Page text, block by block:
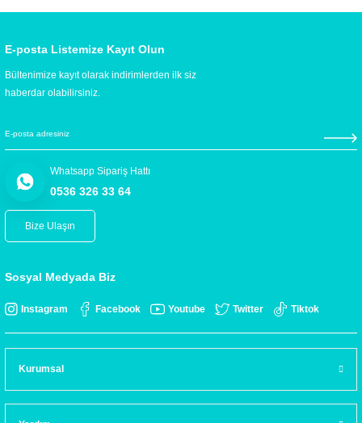
E-posta Listemize Kayıt Olun
Bültenimize kayıt olarak indirimlerden ilk siz
haberdar olabilirsiniz.
Whatsapp Sipariş Hattı
0536 326 33 64
Bize Ulaşın
Sosyal Medyada Biz
Instagram Facebook Youtube Twitter Tiktok
Kurumsal